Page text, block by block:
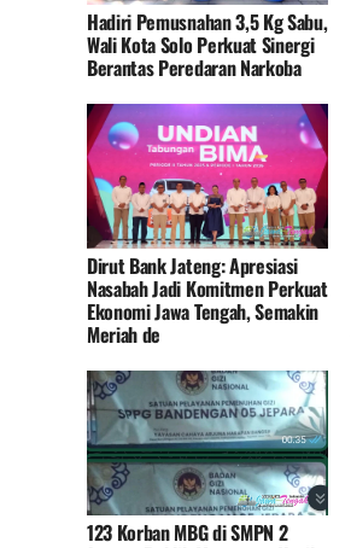
Hadiri Pemusnahan 3,5 Kg Sabu,
Wali Kota Solo Perkuat Sinergi
Berantas Peredaran Narkoba
Dirut Bank Jateng: Apresiasi
Nasabah Jadi Komitmen Perkuat
Ekonomi Jawa Tengah, Semakin
Meriah de
123 Korban MBG di SMPN 2